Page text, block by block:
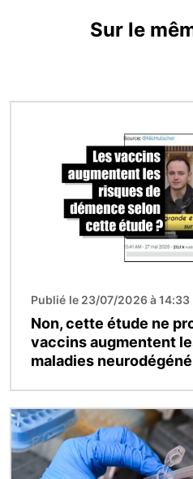
Sur le
Publié le 23/07/2026 à 14:33
Non, cette étude ne
vaccins augmentent
maladies
Image